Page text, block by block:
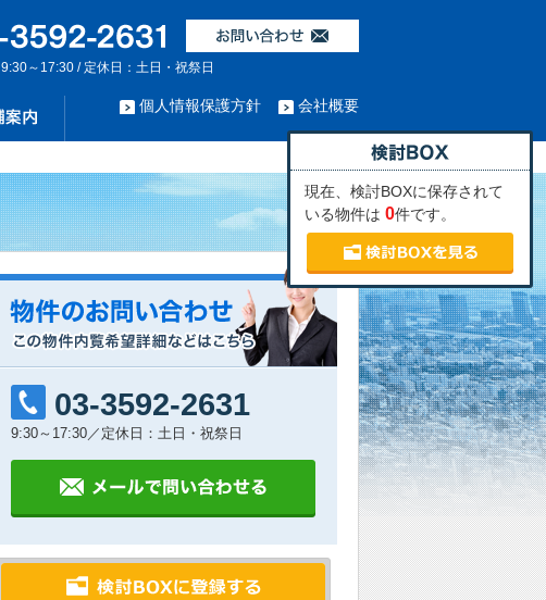
～17:30 / 定休日：土日・祝祭日
個人情報保護方針 会社概要
03-3592-2631
9:30～17:30／定休日：土日・祝祭日
現在、検討BOXに保存されて
いる物件は 0件です。